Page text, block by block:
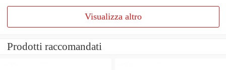
Visualizza altro
Prodotti raccomandati